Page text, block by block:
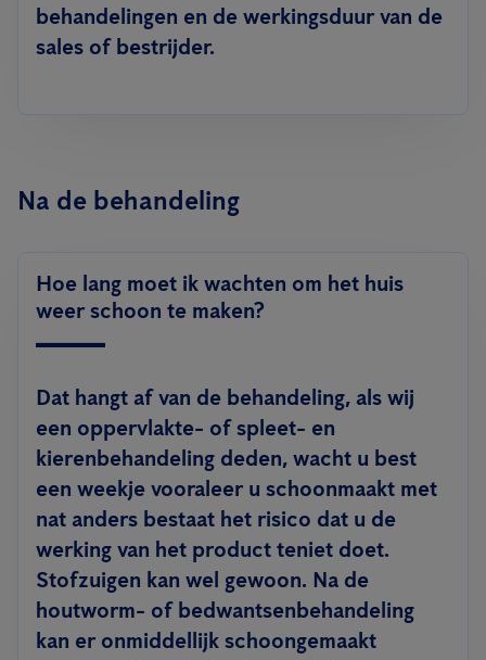
behandelingen en de werkingsduur van de
sales of bestrijder.
Na de behandeling
Hoe lang moet ik wachten om het huis
weer schoon te maken?
Dat hangt af van de behandeling, als wij
een oppervlakte- of spleet- en
kierenbehandeling deden, wacht u best
een weekje vooraleer u schoonmaakt met
nat anders bestaat het risico dat u de
werking van het product teniet doet.
Stofzuigen kan wel gewoon. Na de
houtworm- of bedwantsenbehandeling
kan er onmiddellijk schoongemaakt